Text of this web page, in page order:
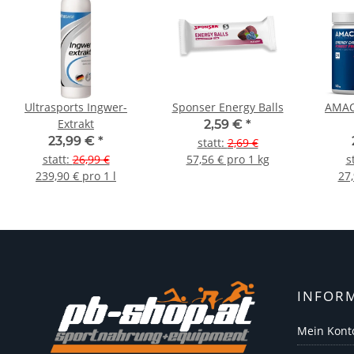
Ultrasports Ingwer-
Extrakt
23,99 € *
statt:26,99 €
239,90 € pro 1 l
Sponser Energy Balls
2,59 € *
statt:2,69 €
57,56 € pro 1 kg
Mein